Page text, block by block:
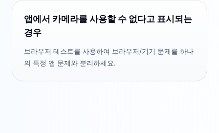
앱에서 카메라를 사용할 수 없다고 표시되는
경우
브라우저 테스트를 사용하여 브라우저/기기 문제를 하나
의 특정 앱 문제와 분리하세요.